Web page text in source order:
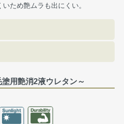
ため艶ムラも出にくい。
塗用艶消2液ウレタン～